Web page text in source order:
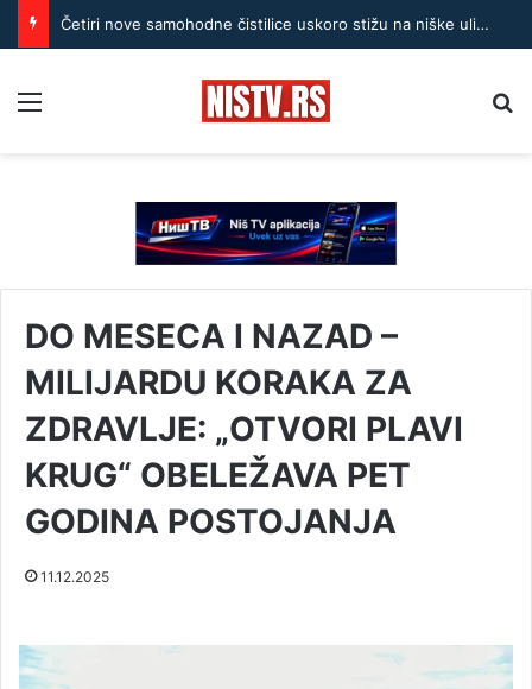
Četiri nove samohodne čistilice uskoro stižu na niške ulice
DO MESECA I NAZAD –
MILIJARDU KORAKA ZA
ZDRAVLJE: „OTVORI PLAVI
KRUG“ OBELEŽAVA PET
GODINA POSTOJANJA
11.12.2025